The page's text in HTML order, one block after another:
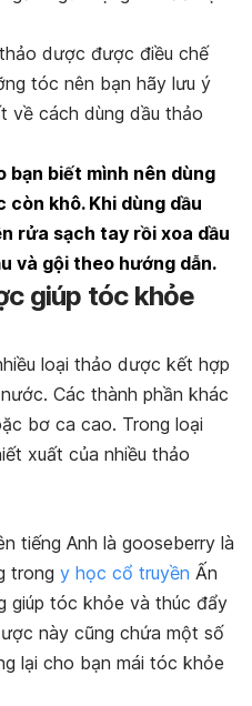
thảo dược được điều chế
tóc nên bạn hãy lưu ý
về cách dùng dầu thảo
bạn biết mình nên dùng
khô. Khi dùng dầu
rửa sạch tay rồi xoa dầu
và gội theo hướng dẫn.
giúp tóc khỏe
loại thảo dược kết hợp
Các thành phần khác
bơ ca cao. Trong loại
xuất của nhiều thảo
tiếng Anh là gooseberry là
trong y học cổ truyền Ấn
giúp tóc khỏe và thúc đẩy
này cũng chứa một số
lại cho bạn mái tóc khỏe